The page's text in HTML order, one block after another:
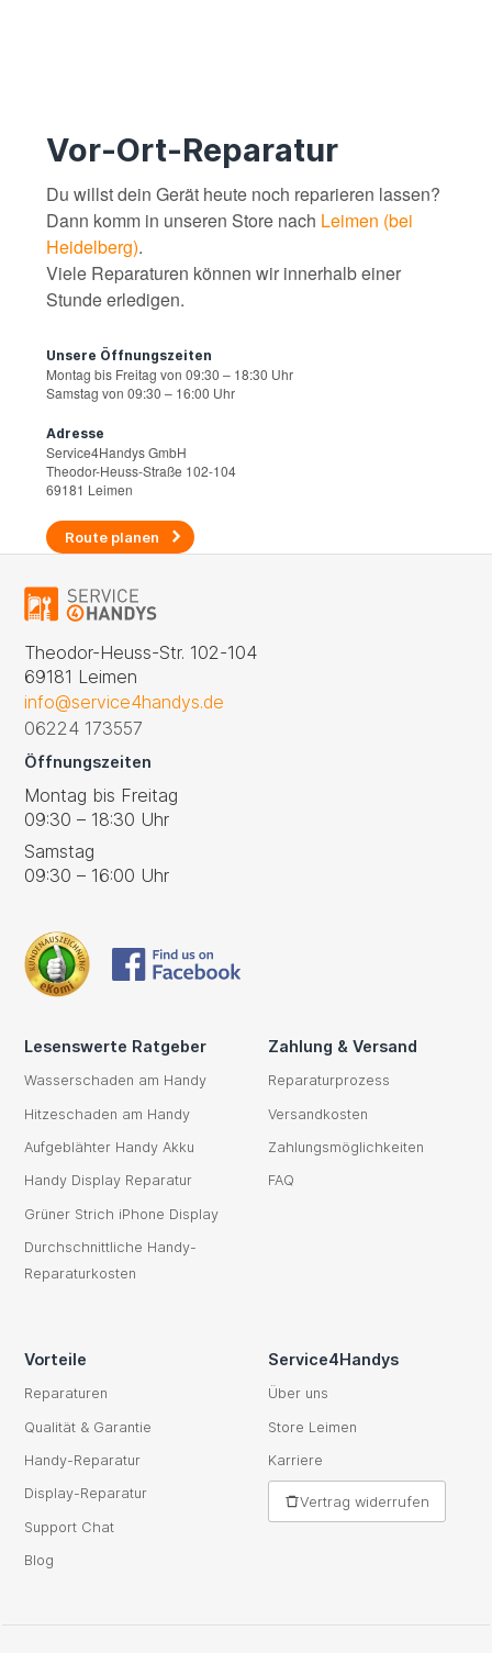
Vor-Ort-Reparatur
Du willst dein Gerät heute noch reparieren lassen?
Dann komm in unseren Store nach Leimen (bei
Heidelberg).
Viele Reparaturen können wir innerhalb einer
Stunde erledigen.
Unsere Öffnungszeiten
Montag bis Freitag von 09:30 – 18:30 Uhr
Samstag von 09:30 – 16:00 Uhr
Adresse
Service4Handys GmbH
Theodor-Heuss-Straße 102-104
69181 Leimen
Route planen
Theodor-Heuss-Str. 102-104
69181 Leimen
info@service4handys.de
06224 173557
Öffnungszeiten
Montag bis Freitag
09:30 – 18:30 Uhr
Samstag
09:30 – 16:00 Uhr
Lesenswerte Ratgeber
Wasserschaden am Handy
Hitzeschaden am Handy
Aufgeblähter Handy Akku
Handy Display Reparatur
Grüner Strich iPhone Display
Durchschnittliche Handy-
Reparaturkosten
Zahlung & Versand
Reparaturprozess
Versandkosten
Zahlungsmöglichkeiten
FAQ
Vorteile
Reparaturen
Qualität & Garantie
Handy-Reparatur
Display-Reparatur
Support Chat
Blog
Service4Handys
Über uns
Store Leimen
Karriere
Vertrag widerrufen